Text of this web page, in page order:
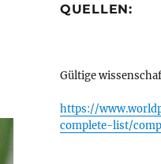
QUELLEN:
Gültige
https://
complete-list/